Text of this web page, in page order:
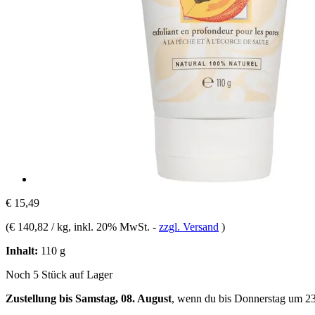
€ 15,49
(€ 140,82 / kg, inkl. 20% MwSt. - zzgl. Versand )
Inhalt: 110 g
Noch 5 Stück auf Lager
Zustellung bis Samstag, 08. August, wenn du bis Donnerstag um